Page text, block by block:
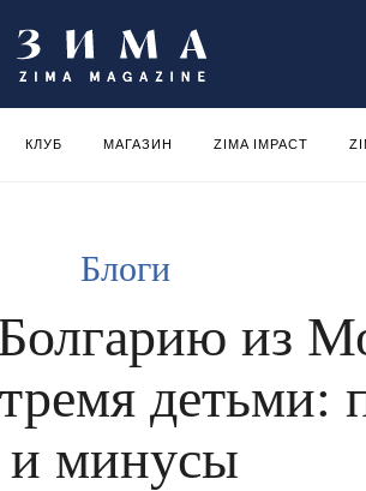
КЛУБ МАГАЗИН ZIMA IMPACT
Блоги
из
детьми:
и минусы